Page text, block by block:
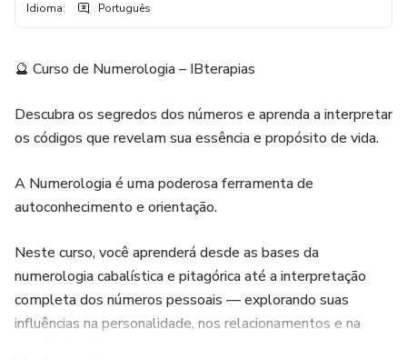
Idioma: Português
🔮 Curso de Numerologia – IBterapias
Descubra os segredos dos números e aprenda a interpretar
os códigos que revelam sua essência e propósito de vida.
A Numerologia é uma poderosa ferramenta de
autoconhecimento e orientação.
Neste curso, você aprenderá desde as bases da
numerologia cabalística e pitagórica até a interpretação
completa dos números pessoais — explorando suas
influências na personalidade, nos relacionamentos e na